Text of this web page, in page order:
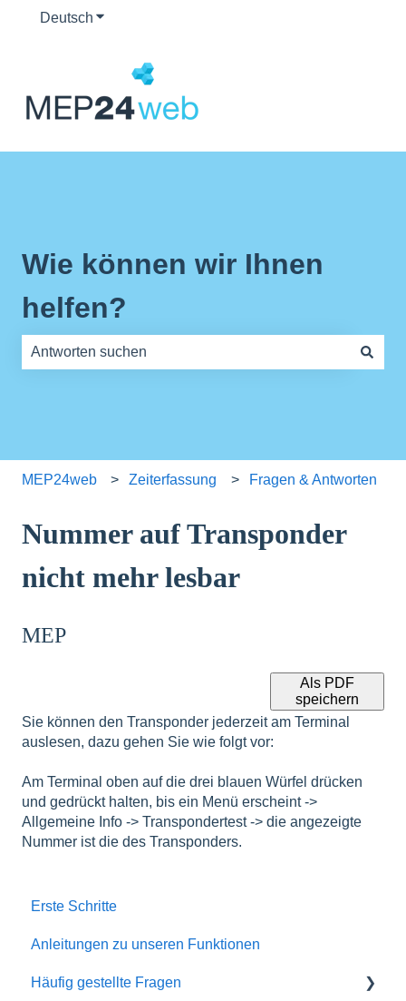
Deutsch Untermenü für Übersetzungen anzeigen
Wie können wir Ihnen
helfen?
MEP24web Zeiterfassung Fragen & Antworten
Nummer auf Transponder
nicht mehr lesbar
MEP
Als PDF
speichern
Sie können den Transponder jederzeit am Terminal
auslesen, dazu gehen Sie wie folgt vor:
Am Terminal oben auf die drei blauen Würfel drücken
und gedrückt halten, bis ein Menü erscheint ->
Allgemeine Info -> Transpondertest -> die angezeigte
Nummer ist die des Transponders.
Erste Schritte
Anleitungen zu unseren Funktionen
Häufig gestellte Fragen